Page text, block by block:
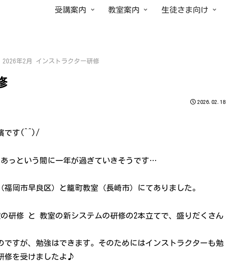
受講案内 教室案内 生徒さま向け
2026年2月 インストラクター研修
2026.02.18
です(^^)/
っという間に一年が過ぎていきそうです…
岡市早良区）と籠町教室（長崎市）にてありました。
研修 と 教室の新システムの研修の2本立てで、盛りだくさん
ですが、勉強はできます。そのためにはインストラクターも勉
修を受けましたよ♪